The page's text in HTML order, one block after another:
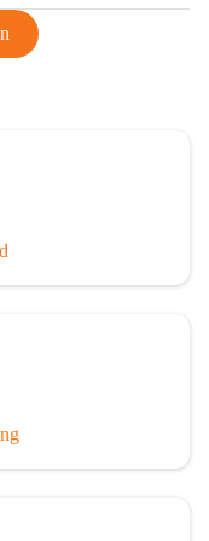
dazu gezwungen,
nächtlichen
Anschluss des
endete
und
wurde der
Als der Zweite
um. Es starben
vermisst.
zur Gemeinde
Ortsansässigen
Nordwesten des